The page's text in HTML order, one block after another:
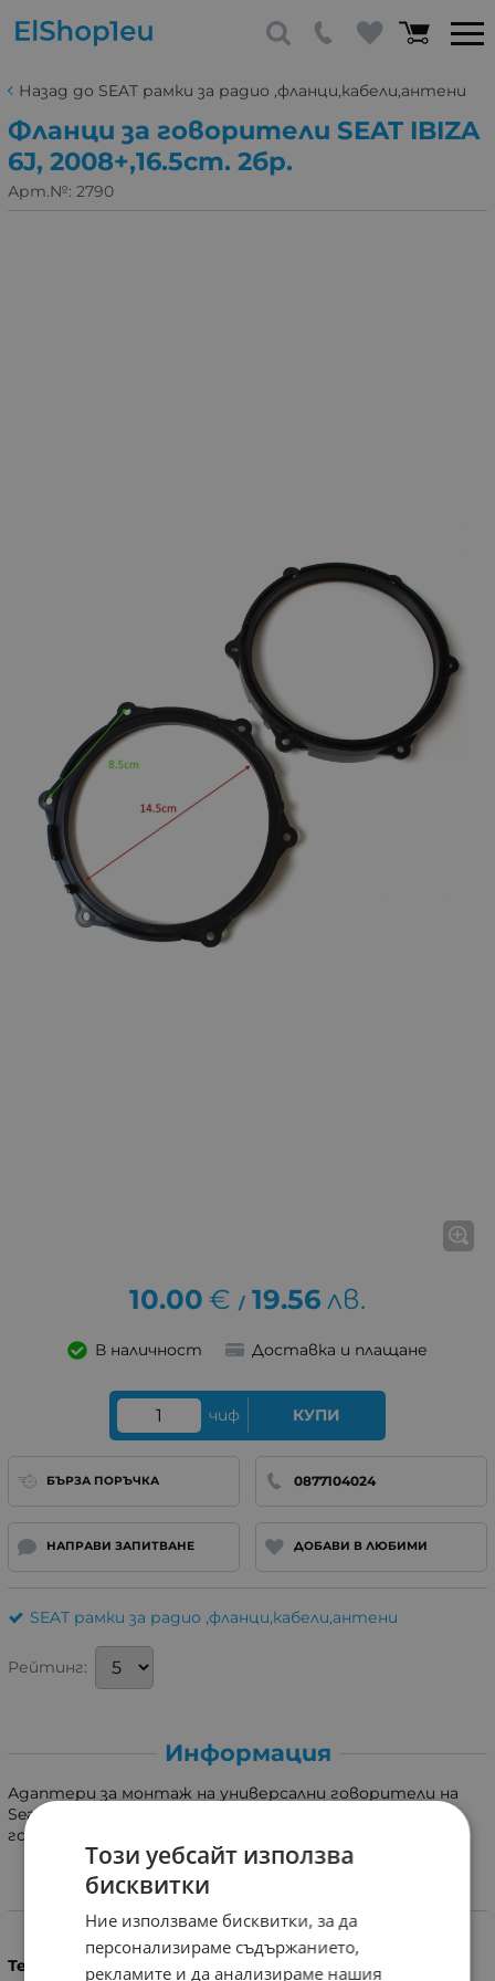
Назад до SEAT рамки за радио ,фланци,кабели,антени
Фланци за говорители SEAT IBIZA
6J, 2008+,16.5cm. 2бр.
Арт.№: 2790
10.00 € / 19.56 лв.
В наличност Доставка и плащане
чиф КУПИ
БЪРЗА ПОРЪЧКА 0877104024
НАПРАВИ ЗАПИТВАНЕ ДОБАВИ В ЛЮБИМИ
SEAT рамки за радио ,фланци,кабели,антени
Рейтинг:
Информация
Адаптери за монтаж на универсални говорители на
Seat Ibiza 6J 2008+ за предни и задни врати. За
говорители 6.5"/165mm.
Характеристики
Тегло (кг.)
Този уебсайт използва
бисквитки
Ние използваме бисквитки, за да
персонализираме съдържанието,
рекламите и да анализираме нашия